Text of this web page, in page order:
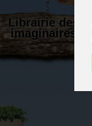
Librairie des
imaginaires